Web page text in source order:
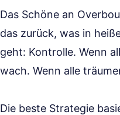
Das Schöne an
das zurück, was in
geht: Kontrolle. Wenn
wach. Wenn alle
Die beste Strategie